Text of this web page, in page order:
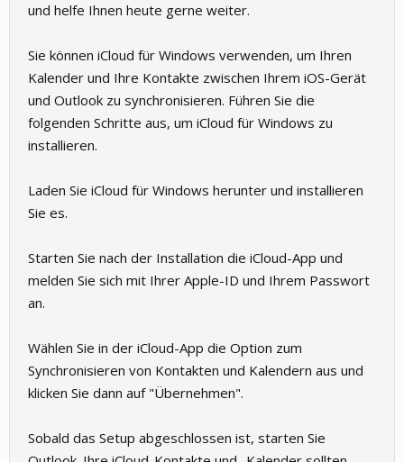
und helfe Ihnen heute gerne weiter.
Sie können iCloud für Windows verwenden, um Ihren
Kalender und Ihre Kontakte zwischen Ihrem iOS-Gerät
und Outlook zu synchronisieren. Führen Sie die
folgenden Schritte aus, um iCloud für Windows zu
installieren.
Laden Sie iCloud für Windows herunter und installieren
Sie es.
Starten Sie nach der Installation die iCloud-App und
melden Sie sich mit Ihrer Apple-ID und Ihrem Passwort
an.
Wählen Sie in der iCloud-App die Option zum
Synchronisieren von Kontakten und Kalendern aus und
klicken Sie dann auf "Übernehmen".
Sobald das Setup abgeschlossen ist, starten Sie